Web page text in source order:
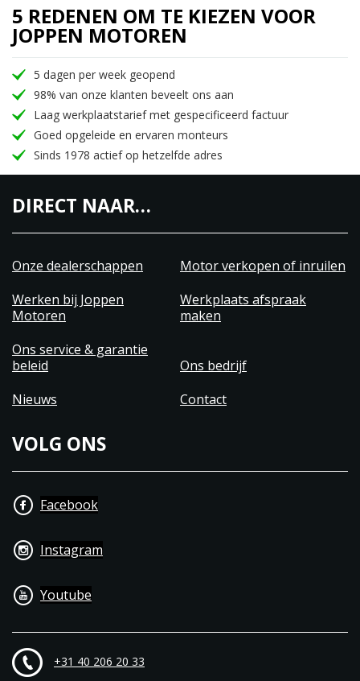
5 REDENEN OM TE KIEZEN VOOR
JOPPEN MOTOREN
5 dagen per week geopend
98% van onze klanten beveelt ons aan
Laag werkplaatstarief met gespecificeerd factuur
Goed opgeleide en ervaren monteurs
Sinds 1978 actief op hetzelfde adres
DIRECT NAAR…
Onze dealerschappen
Motor verkopen of inruilen
Werken bij Joppen
Motoren
Werkplaats afspraak
maken
Ons service & garantie
beleid
Ons bedrijf
Nieuws
Contact
VOLG ONS
Facebook
Instagram
Youtube
+31 40 206 20 33